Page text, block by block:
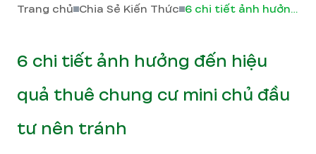
Trang chủ Chia Sẻ Kiến Thức 6 chi tiết ảnh hưởng đến hiệu quả thuê chung cư mini chủ đầu tư nên tránh
6 chi tiết ảnh hưởng đến hiệu
quả thuê chung cư mini chủ đầu
tư nên tránh